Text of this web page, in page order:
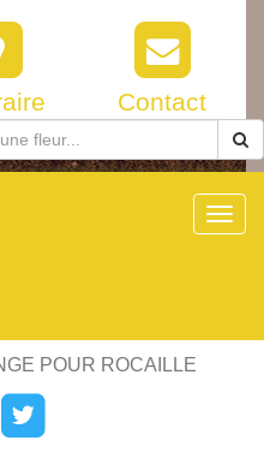
Contact
POUR ROCAILLE